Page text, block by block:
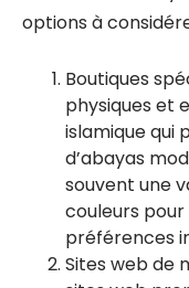
options à
Boutiques
physiques et
islamique qui
d’abayas
souvent une
couleurs
préférences
Sites web de